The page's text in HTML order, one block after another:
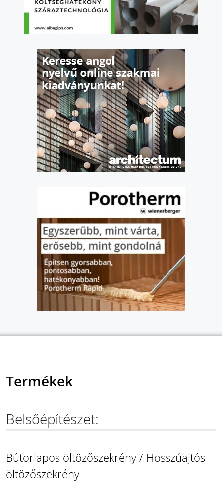
Termékek
Belsőépítészet:
Bútorlapos öltözőszekrény / Hosszúajtós
öltözőszekrény